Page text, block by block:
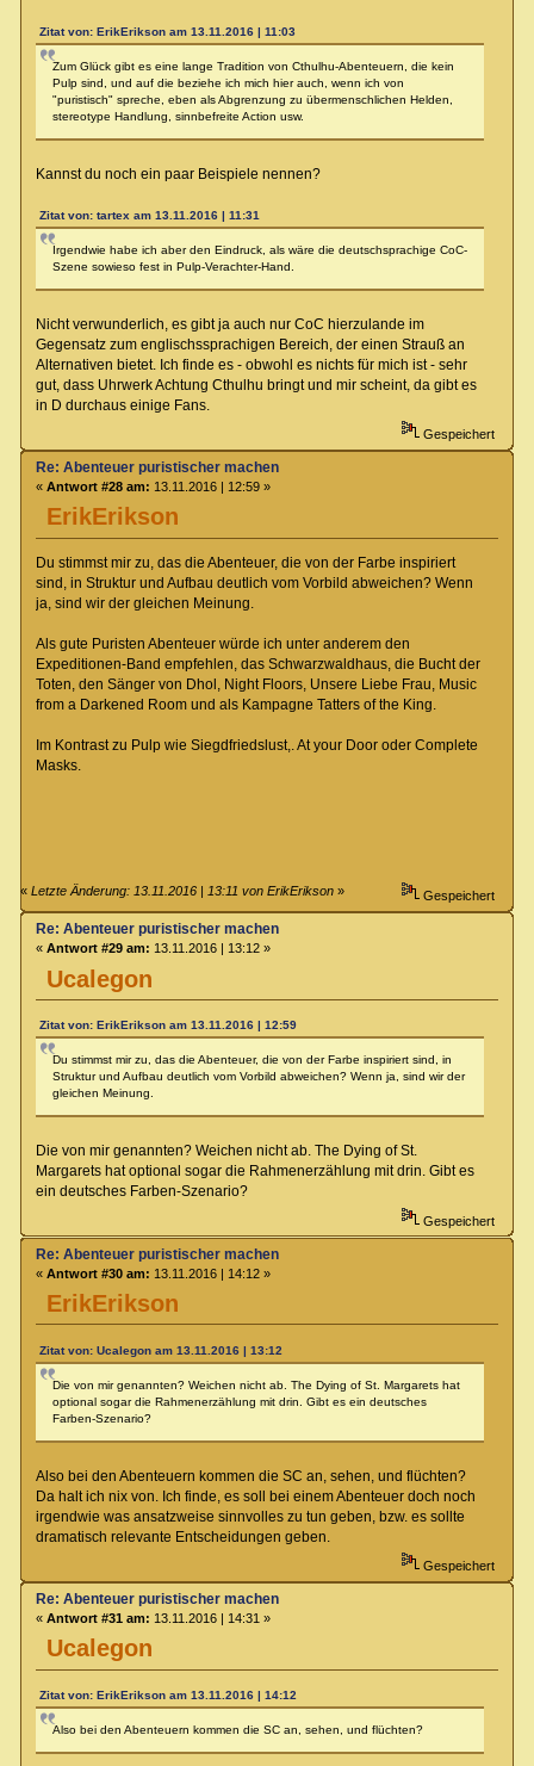
Zitat von: ErikErikson am 13.11.2016 | 11:03
Zum Glück gibt es eine lange Tradition von Cthulhu-Abenteuern, die kein
Pulp sind, und auf die beziehe ich mich hier auch, wenn ich von
"puristisch" spreche, eben als Abgrenzung zu übermenschlichen Helden,
stereotype Handlung, sinnbefreite Action usw.
Kannst du noch ein paar Beispiele nennen?
Zitat von: tartex am 13.11.2016 | 11:31
Irgendwie habe ich aber den Eindruck, als wäre die deutschsprachige CoC-
Szene sowieso fest in Pulp-Verachter-Hand.
Nicht verwunderlich, es gibt ja auch nur CoC hierzulande im
Gegensatz zum englischssprachigen Bereich, der einen Strauß an
Alternativen bietet. Ich finde es - obwohl es nichts für mich ist - sehr
gut, dass Uhrwerk Achtung Cthulhu bringt und mir scheint, da gibt es
in D durchaus einige Fans.
Gespeichert
ErikErikson
Re: Abenteuer puristischer machen
« Antwort #28 am: 13.11.2016 | 12:59 »
Du stimmst mir zu, das die Abenteuer, die von der Farbe inspiriert
sind, in Struktur und Aufbau deutlich vom Vorbild abweichen? Wenn
ja, sind wir der gleichen Meinung.
Als gute Puristen Abenteuer würde ich unter anderem den
Expeditionen-Band empfehlen, das Schwarzwaldhaus, die Bucht der
Toten, den Sänger von Dhol, Night Floors, Unsere Liebe Frau, Music
from a Darkened Room und als Kampagne Tatters of the King.
Im Kontrast zu Pulp wie Siegdfriedslust,. At your Door oder Complete
Masks.
«Letzte Änderung: 13.11.2016 | 13:11 von ErikErikson » Gespeichert
Ucalegon
Re: Abenteuer puristischer machen
« Antwort #29 am: 13.11.2016 | 13:12 »
Zitat von: ErikErikson am 13.11.2016 | 12:59
Du stimmst mir zu, das die Abenteuer, die von der Farbe inspiriert sind, in
Struktur und Aufbau deutlich vom Vorbild abweichen? Wenn ja, sind wir der
gleichen Meinung.
Die von mir genannten? Weichen nicht ab. The Dying of St.
Margarets hat optional sogar die Rahmenerzählung mit drin. Gibt es
ein deutsches Farben-Szenario?
Gespeichert
ErikErikson
Re: Abenteuer puristischer machen
« Antwort #30 am: 13.11.2016 | 14:12 »
Zitat von: Ucalegon am 13.11.2016 | 13:12
Die von mir genannten? Weichen nicht ab. The Dying of St. Margarets hat
optional sogar die Rahmenerzählung mit drin. Gibt es ein deutsches
Farben-Szenario?
Also bei den Abenteuern kommen die SC an, sehen, und flüchten?
Da halt ich nix von. Ich finde, es soll bei einem Abenteuer doch noch
irgendwie was ansatzweise sinnvolles zu tun geben, bzw. es sollte
dramatisch relevante Entscheidungen geben.
Gespeichert
Ucalegon
Re: Abenteuer puristischer machen
« Antwort #31 am: 13.11.2016 | 14:31 »
Zitat von: ErikErikson am 13.11.2016 | 14:12
Also bei den Abenteuern kommen die SC an, sehen, und flüchten?